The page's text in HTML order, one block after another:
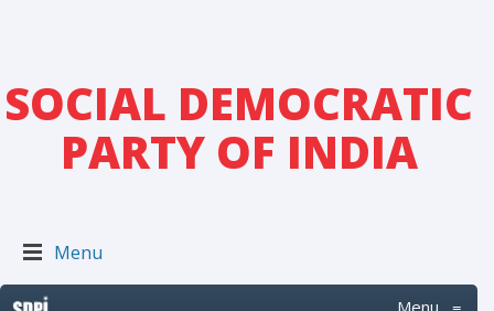
SOCIAL DEMOCRATIC
PARTY OF INDIA
Menu
Menu